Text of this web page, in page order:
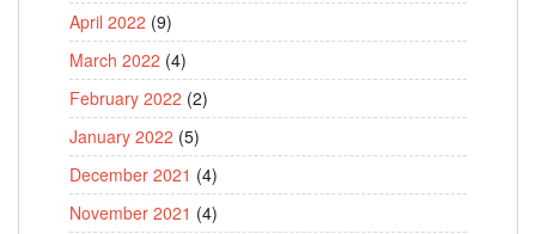
April 2022 (9)
March 2022 (4)
February 2022 (2)
January 2022 (5)
December 2021 (4)
November 2021 (4)